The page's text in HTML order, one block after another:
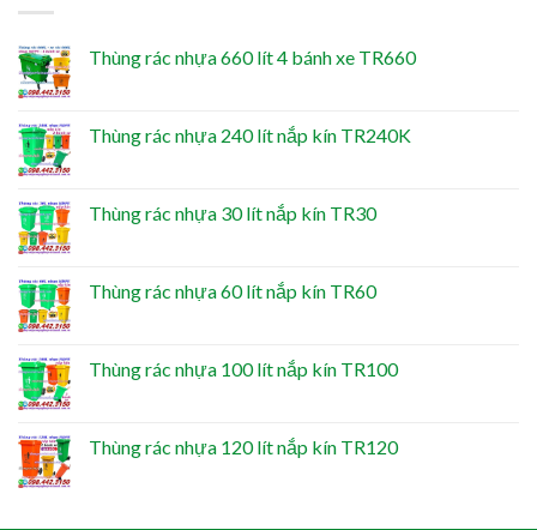
Thùng rác nhựa 660 lít 4 bánh xe TR660
Thùng rác nhựa 240 lít nắp kín TR240K
Thùng rác nhựa 30 lít nắp kín TR30
Thùng rác nhựa 60 lít nắp kín TR60
Thùng rác nhựa 100 lít nắp kín TR100
Thùng rác nhựa 120 lít nắp kín TR120